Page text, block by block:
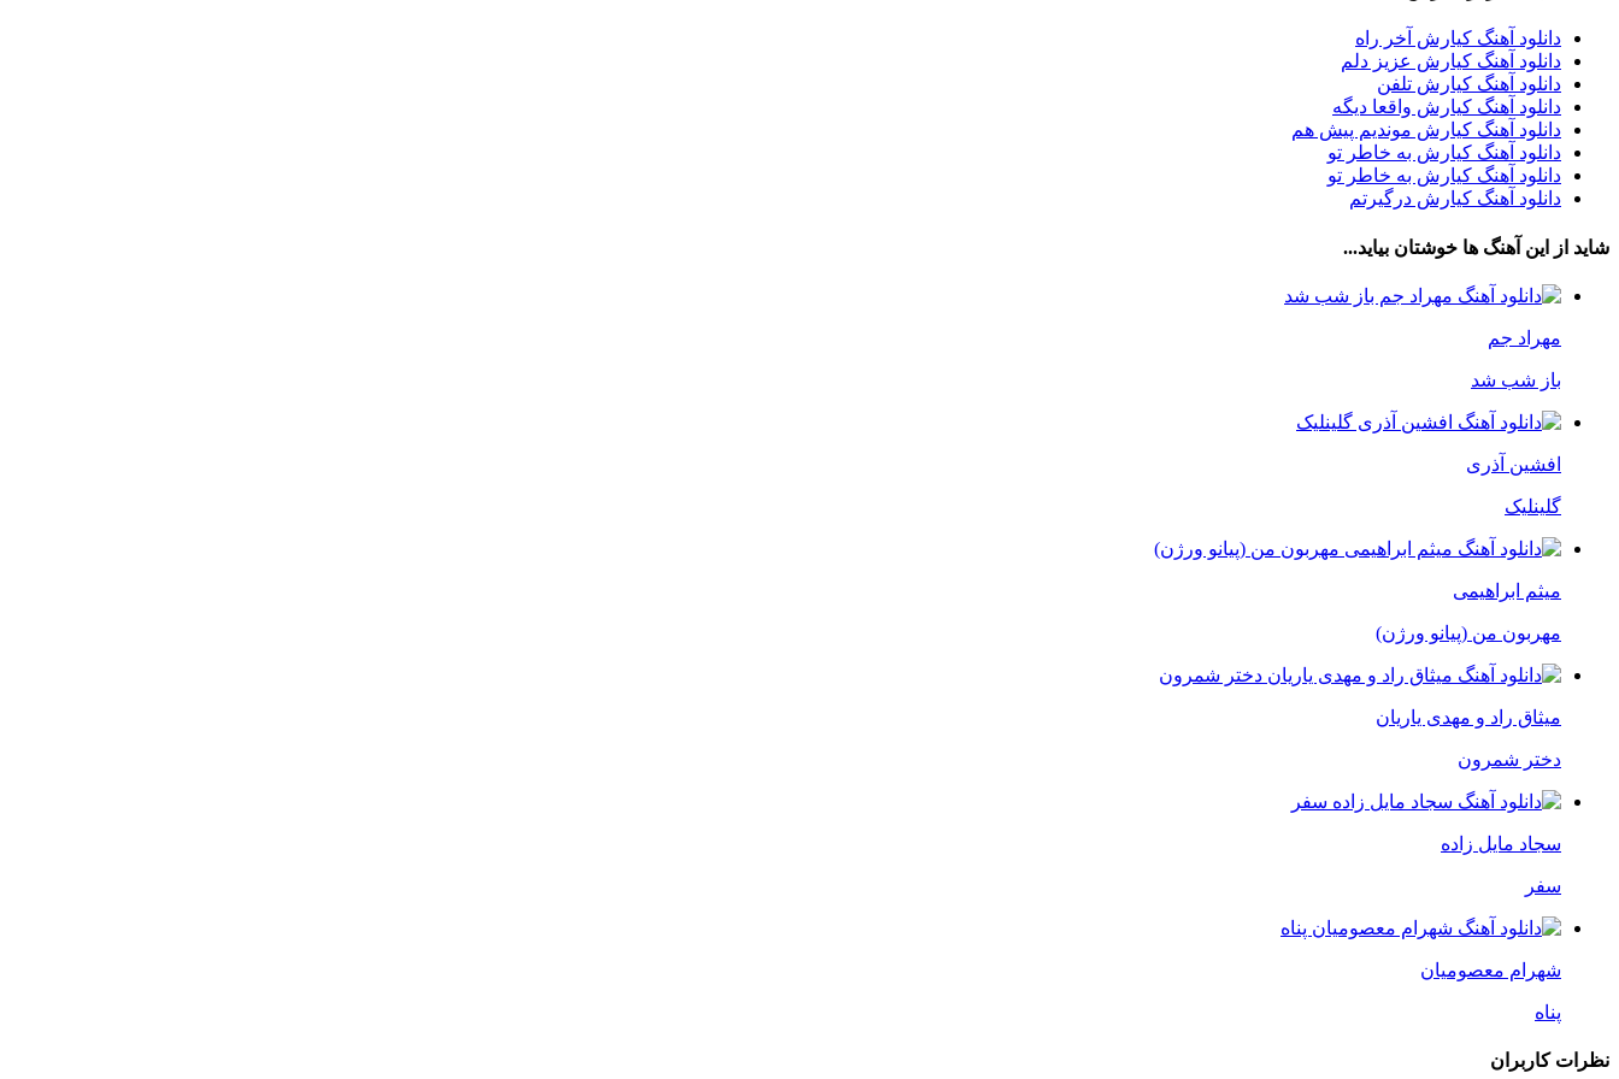
دانلود آهنگ کیارش آخر راه
دانلود آهنگ کیارش عزیز دلم
دانلود آهنگ کیارش تلفن
دانلود آهنگ کیارش واقعا دیگه
دانلود آهنگ کیارش موندیم پیش هم
دانلود آهنگ کیارش به خاطر تو
دانلود آهنگ کیارش به خاطر تو
دانلود آهنگ کیارش درگیرتم
شاید از این آهنگ ها خوشتان بیاید...
مهراد جم
باز شب شد
افشین آذری
گلینلیک
میثم ابراهیمی
مهربون من (پیانو ورژن)
میثاق راد و مهدی یاریان
دختر شمرون
سجاد مایل زاده
سفر
شهرام معصومیان
پناه
نظرات کاربران